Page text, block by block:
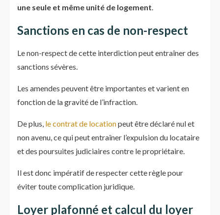
une seule et même unité de logement.
Sanctions en cas de non-respect
Le non-respect de cette interdiction peut entraîner des
sanctions sévères.
Les amendes peuvent être importantes et varient en
fonction de la gravité de l’infraction.
De plus, le contrat de locationpeut être déclaré nul et
non avenu, ce qui peut entraîner l’expulsion du locataire
et des poursuites judiciaires contre le propriétaire.
Il est donc impératif de respecter cette règle pour
éviter toute complication juridique.
Loyer plafonné et calcul du loyer